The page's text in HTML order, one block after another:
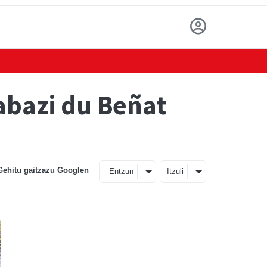
du Beñat
gaitzazu Googlen Entzun Itzuli